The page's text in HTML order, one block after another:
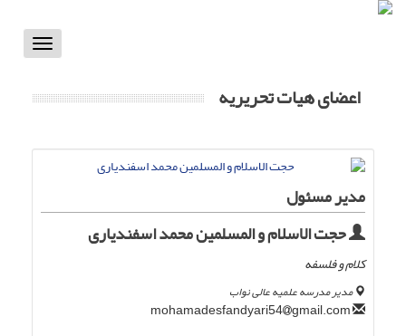
Toggle
اعضای هیات تحریریه
مدیر مسئول
حجت الاسلام و المسلمین محمد اسفندیاری
کلام و فلسفه
مدیر مدرسه علمیه عالی نواب
gmail.com